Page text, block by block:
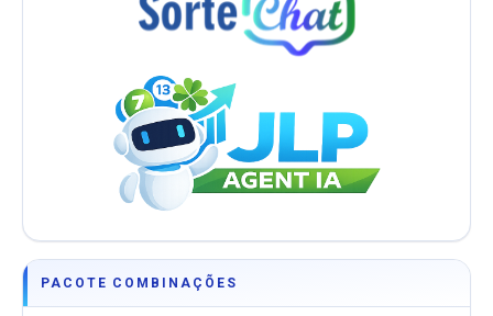
PACOTE COMBINAÇÕES